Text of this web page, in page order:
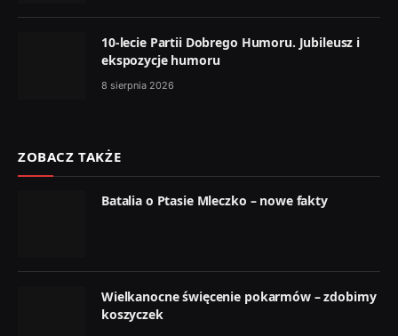
10-lecie Partii Dobrego Humoru. Jubileusz i
ekspozycje humoru
8 sierpnia 2026
ZOBACZ TAKŻE
Batalia o Ptasie Mleczko – nowe fakty
Wielkanocne święcenie pokarmów – zdobimy
koszyczek